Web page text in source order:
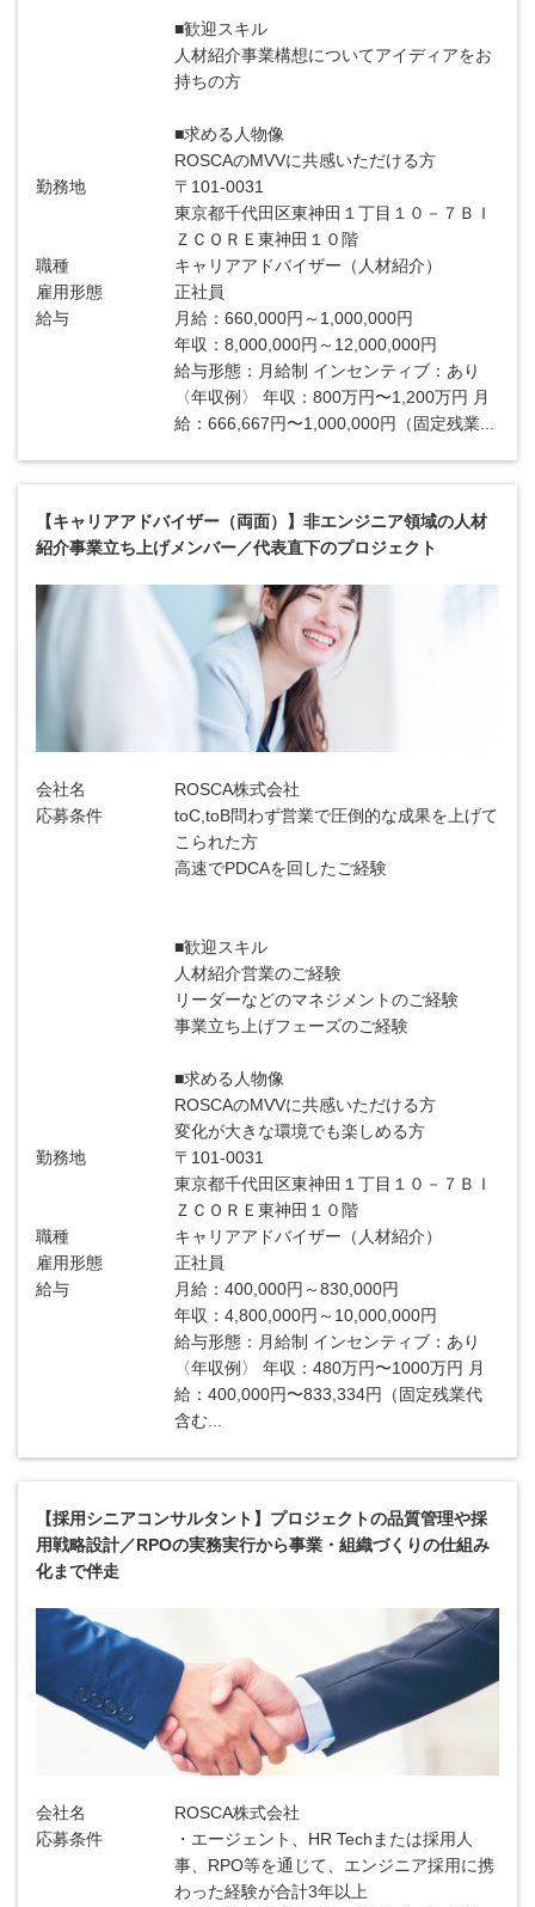
■歓迎スキル
人材紹介事業構想についてアイディアをお
持ちの方
■求める人物像
ROSCAのMVVに共感いただける方
勤務地
〒101-0031
東京都千代田区東神田１丁目１０－７ＢＩ
ＺＣＯＲＥ東神田１０階
職種
キャリアアドバイザー（人材紹介）
雇用形態
正社員
給与
月給：660,000円～1,000,000円
年収：8,000,000円～12,000,000円
給与形態：月給制 インセンティブ：あり
〈年収例〉 年収：800万円〜1,200万円 月
給：666,667円〜1,000,000円（固定残業...
【キャリアアドバイザー（両面）】非エンジニア領域の人材
紹介事業立ち上げメンバー／代表直下のプロジェクト
会社名
ROSCA株式会社
応募条件
toC,toB問わず営業で圧倒的な成果を上げて
こられた方
高速でPDCAを回したご経験
■歓迎スキル
人材紹介営業のご経験
リーダーなどのマネジメントのご経験
事業立ち上げフェーズのご経験
■求める人物像
ROSCAのMVVに共感いただける方
変化が大きな環境でも楽しめる方
勤務地
〒101-0031
東京都千代田区東神田１丁目１０－７ＢＩ
ＺＣＯＲＥ東神田１０階
職種
キャリアアドバイザー（人材紹介）
雇用形態
正社員
給与
月給：400,000円～830,000円
年収：4,800,000円～10,000,000円
給与形態：月給制 インセンティブ：あり
〈年収例〉 年収：480万円〜1000万円 月
給：400,000円〜833,334円（固定残業代
含む...
【採用シニアコンサルタント】プロジェクトの品質管理や採
用戦略設計／RPOの実務実行から事業・組織づくりの仕組み
化まで伴走
会社名
ROSCA株式会社
応募条件
・エージェント、HR Techまたは採用人
事、RPO等を通じて、エンジニア採用に携
わった経験が合計3年以上